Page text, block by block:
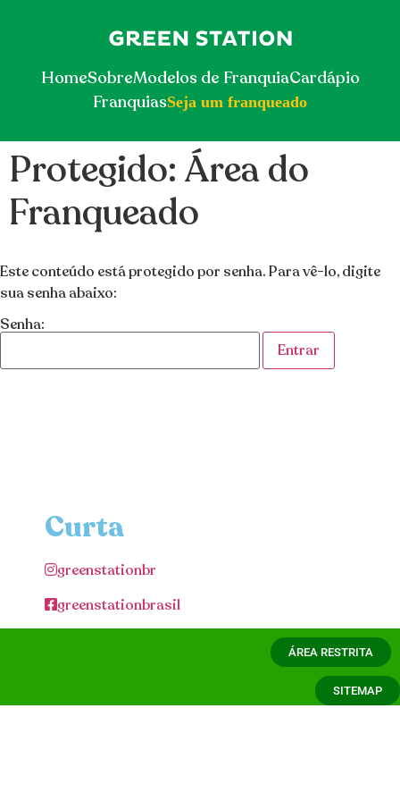
HomeSobreModelos de FranquiaCardápio
FranquiasSeja um franqueado
Protegido: Área do
Franqueado
Este conteúdo está protegido por senha. Para vê-lo, digite
sua senha abaixo:
Senha:
Curta
greenstationbr
greenstationbrasil
ÁREA RESTRITA
SITEMAP